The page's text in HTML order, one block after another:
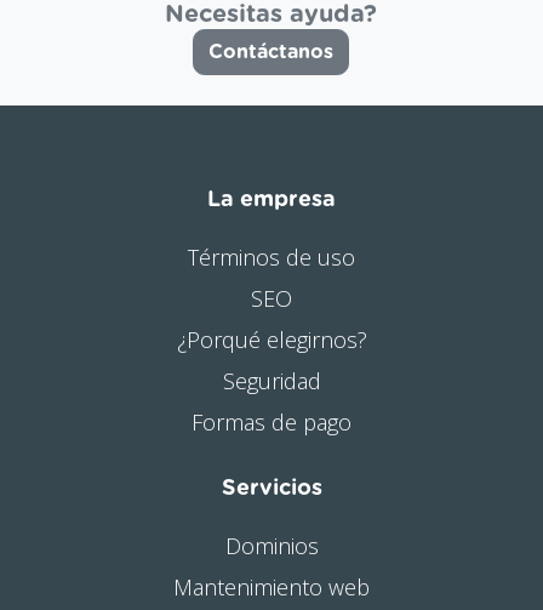
Necesitas ayuda?
Contáctanos
La empresa
Términos de uso
SEO
¿Porqué elegirnos?
Seguridad
Formas de pago
Servicios
Dominios
Mantenimiento web